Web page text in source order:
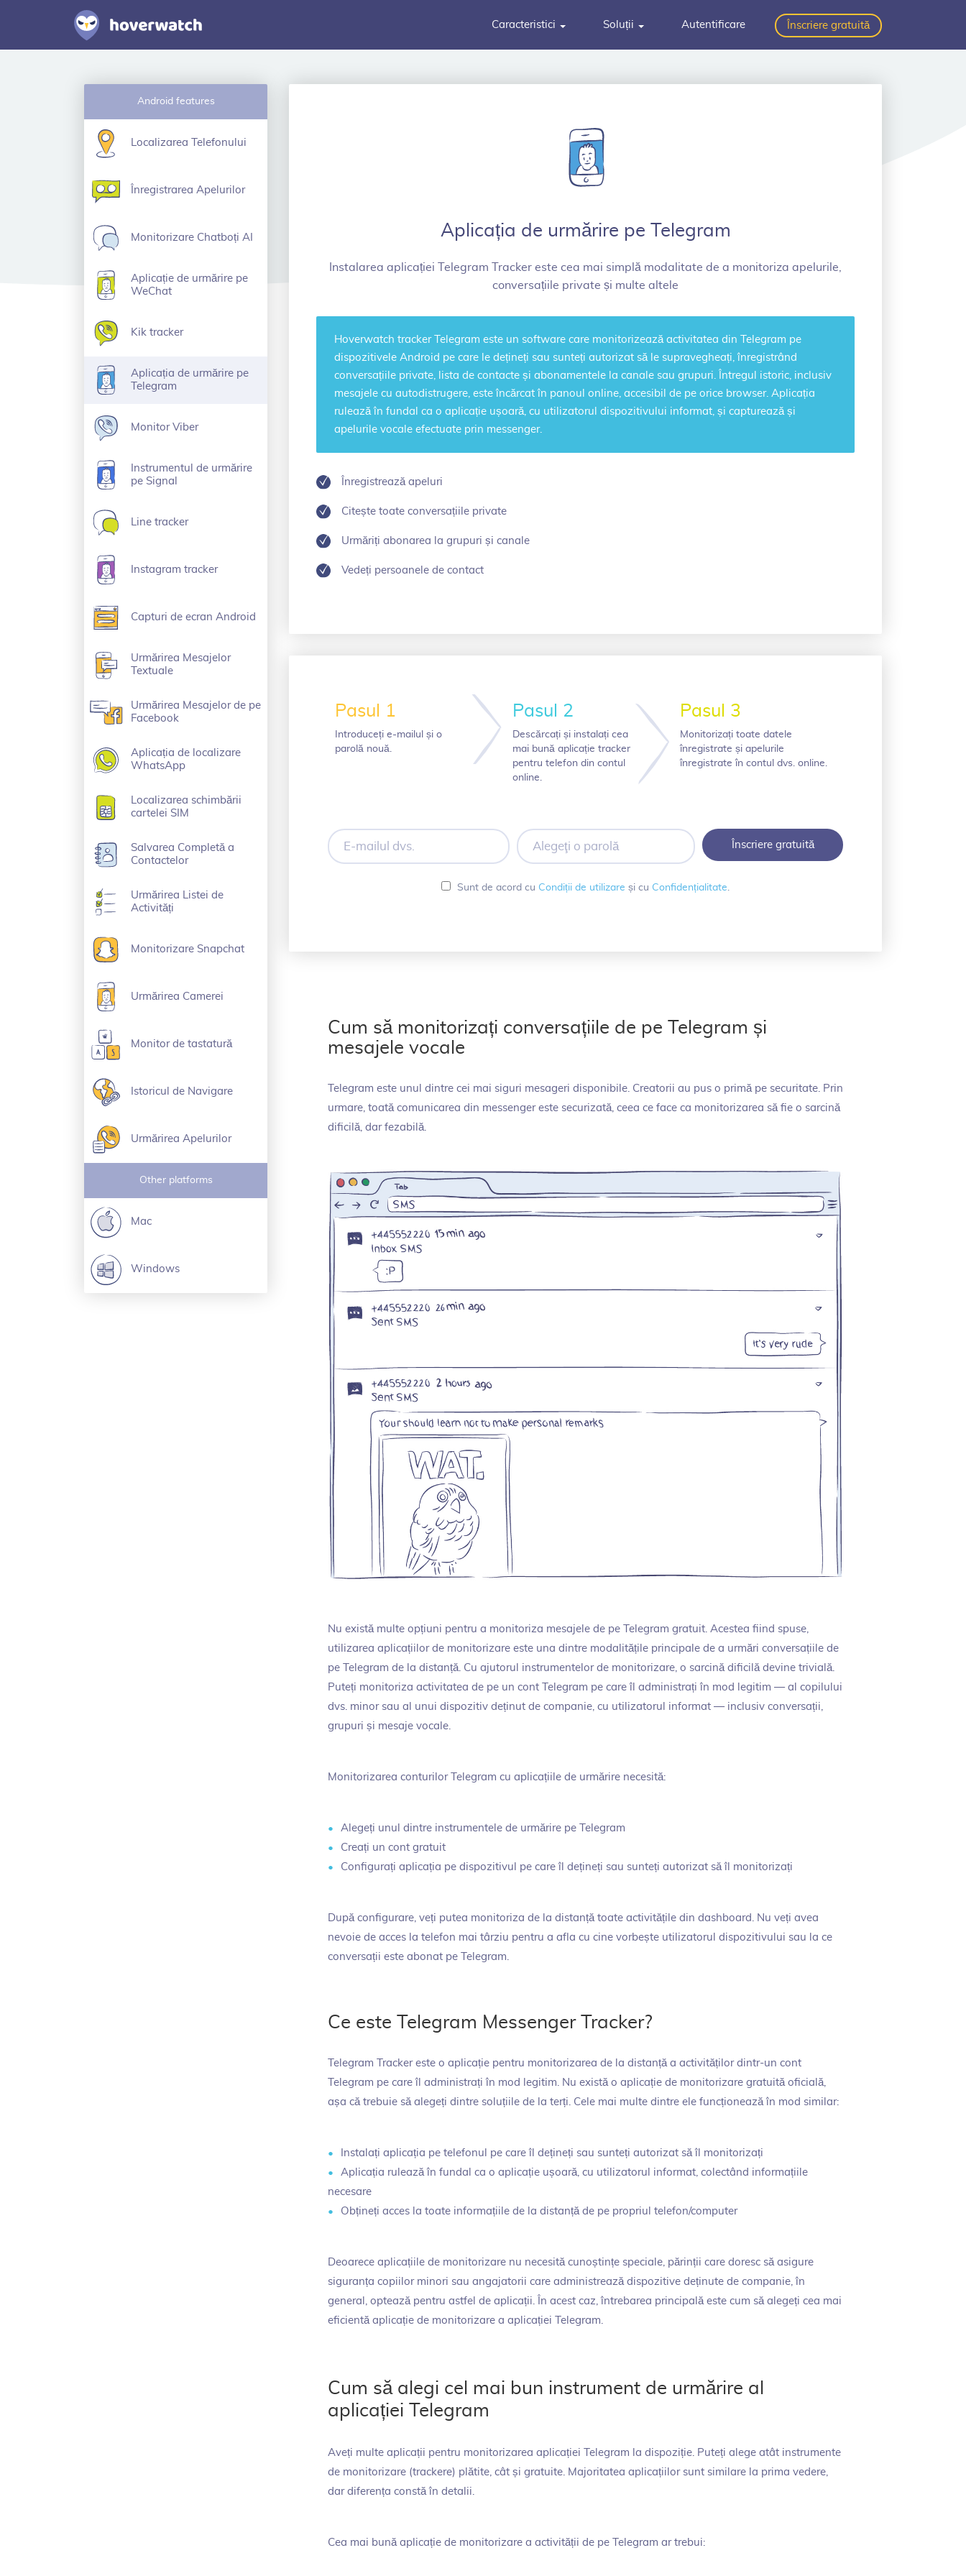
Caracteristici Soluții Autentificare Înscriere gratuită
Android features
Localizarea Telefonului
Înregistrarea Apelurilor
Monitorizare Chatboți AI
Aplicație de urmărire pe
WeChat
Kik tracker
Aplicația de urmărire pe
Telegram
Monitor Viber
Instrumentul de urmărire
pe Signal
Line tracker
Instagram tracker
Capturi de ecran Android
Urmărirea Mesajelor
Textuale
Urmărirea Mesajelor de pe
Facebook
Aplicația de localizare
WhatsApp
Localizarea schimbării
cartelei SIM
Salvarea Completă a
Contactelor
Urmărirea Listei de
Activități
Monitorizare Snapchat
Urmărirea Camerei
Monitor de tastatură
Istoricul de Navigare
Urmărirea Apelurilor
Other platforms
Mac
Windows
Aplicația de urmărire pe Telegram
Instalarea aplicației Telegram Tracker este cea mai simplă modalitate de a monitoriza apelurile,
conversațiile private și multe altele
Hoverwatch tracker Telegram este un software care monitorizează activitatea din Telegram pe
dispozitivele Android pe care le dețineți sau sunteți autorizat să le supravegheați, înregistrând
conversațiile private, lista de contacte și abonamentele la canale sau grupuri. Întregul istoric, inclusiv
mesajele cu autodistrugere, este încărcat în panoul online, accesibil de pe orice browser. Aplicația
rulează în fundal ca o aplicație ușoară, cu utilizatorul dispozitivului informat, și capturează și
apelurile vocale efectuate prin messenger.
Înregistrează apeluri
Citește toate conversațiile private
Urmăriți abonarea la grupuri și canale
Vedeți persoanele de contact
Pasul 1
Introduceți e-mailul și o
parolă nouă.
Pasul 2
Descărcați și instalați cea
mai bună aplicație tracker
pentru telefon din contul
online.
Pasul 3
Monitorizați toate datele
înregistrate și apelurile
înregistrate în contul dvs. online.
E-
mailul
dvs.
Alegeţi
o
parolă
Sunt de acord cu Condiții de utilizare și cu Confidențialitate
Cum să monitorizați conversațiile de pe Telegram și
mesajele vocale
Telegram este unul dintre cei mai siguri mesageri disponibile. Creatorii au pus o primă pe securitate. Prin
urmare, toată comunicarea din messenger este securizată, ceea ce face ca monitorizarea să fie o sarcină
dificilă, dar fezabilă.
Nu există multe opțiuni pentru a monitoriza mesajele de pe Telegram gratuit. Acestea fiind spuse,
utilizarea aplicațiilor de monitorizare este una dintre modalitățile principale de a urmări conversațiile de
pe Telegram de la distanță. Cu ajutorul instrumentelor de monitorizare, o sarcină dificilă devine trivială.
Puteți monitoriza activitatea de pe un cont Telegram pe care îl administrați în mod legitim — al copilului
dvs. minor sau al unui dispozitiv deținut de companie, cu utilizatorul informat — inclusiv conversații,
grupuri și mesaje vocale.
Monitorizarea conturilor Telegram cu aplicațiile de urmărire necesită:
Alegeți unul dintre instrumentele de urmărire pe Telegram
Creați un cont gratuit
Configurați aplicația pe dispozitivul pe care îl dețineți sau sunteți autorizat să îl monitorizați
După configurare, veți putea monitoriza de la distanță toate activitățile din dashboard. Nu veți avea
nevoie de acces la telefon mai târziu pentru a afla cu cine vorbește utilizatorul dispozitivului sau la ce
conversații este abonat pe Telegram.
Ce este Telegram Messenger Tracker?
Telegram Tracker este o aplicație pentru monitorizarea de la distanță a activităților dintr-un cont
Telegram pe care îl administrați în mod legitim. Nu există o aplicație de monitorizare gratuită oficială,
așa că trebuie să alegeți dintre soluțiile de la terți. Cele mai multe dintre ele funcționează în mod similar:
Instalați aplicația pe telefonul pe care îl dețineți sau sunteți autorizat să îl monitorizați
Aplicația rulează în fundal ca o aplicație ușoară, cu utilizatorul informat, colectând informațiile
necesare
Obțineți acces la toate informațiile de la distanță de pe propriul telefon/computer
Deoarece aplicațiile de monitorizare nu necesită cunoștințe speciale, părinții care doresc să asigure
siguranța copiilor minori sau angajatorii care administrează dispozitive deținute de companie, în
general, optează pentru astfel de aplicații. În acest caz, întrebarea principală este cum să alegeți cea mai
eficientă aplicație de monitorizare a aplicației Telegram.
Cum să alegi cel mai bun instrument de urmărire al
aplicației Telegram
Aveți multe aplicații pentru monitorizarea aplicației Telegram la dispoziție. Puteți alege atât instrumente
de monitorizare (trackere) plătite, cât și gratuite. Majoritatea aplicațiilor sunt similare la prima vedere,
dar diferența constă în detalii.
Cea mai bună aplicație de monitorizare a activității de pe Telegram ar trebui: